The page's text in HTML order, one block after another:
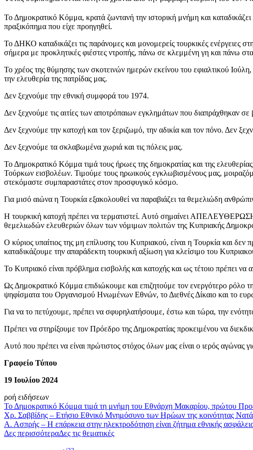
Το Δημοκρατικό Κόμμα, κρατά ζωντανή την ιστορική μνήμη και
πραξικόπημα που είχε προηγηθεί.
Το ΔΗΚΟ καταδικάζει τις παράνομες και μονομερείς τουρκικές ενέργειες
σήμερα με προκλητικές φιέστες ντροπής, πάνω σε κλεμμένη γη και πάνω
Το χρέος της θύμησης των σκοτεινών ημερών εκείνου του εφιαλτικού
την ελευθερία της πατρίδας μας.
Δεν ξεχνούμε την εθνική συμφορά του 1974.
Δεν ξεχνούμε τις αιτίες των αποτρόπαιων εγκλημάτων που διαπράχθηκαν
Δεν ξεχνούμε την κατοχή και τον ξεριζωμό, την αδικία και τον πόνο. Δεν
Δεν ξεχνούμε τα σκλαβωμένα χωριά και τις πόλεις μας.
Το Δημοκρατικό Κόμμα τιμά τους ήρωες της δημοκρατίας και της
Τούρκων εισβολέων. Τιμούμε τους ηρωικούς εγκλωβισμένους μας,
στεκόμαστε συμπαραστάτες στον προσφυγικό κόσμο.
Για μισό αιώνα η Τουρκία εξακολουθεί να παραβιάζει τα θεμελιώδη
Η τουρκική κατοχή πρέπει να τερματιστεί. Αυτό σημαίνει
θεμελιωδών ελευθεριών όλων των νόμιμων πολιτών της Κυπριακής
Ο κύριος υπαίτιος της μη επίλυσης του Κυπριακού, είναι η Τουρκία και
καταδικάζουμε την απαράδεκτη τουρκική αξίωση για κλείσιμο του
Το Κυπριακό είναι πρόβλημα εισβολής και κατοχής και ως τέτοιο πρέπει
Ως Δημοκρατικό Κόμμα επιδιώκουμε και επιζητούμε τον ενεργότερο ρόλο
ψηφίσματα του Οργανισμού Ηνωμένων Εθνών, το Διεθνές Δίκαιο και το
Για να το πετύχουμε, πρέπει να σφυρηλατήσουμε, έστω και τώρα, την
Πρέπει να στηρίξουμε τον Πρόεδρο της Δημοκρατίας προκειμένου να
Αυτό που πρέπει να είναι πρώτιστος στόχος όλων μας είναι ο ιερός αγώνας
Γραφείο Τύπου
19 Ιουλίου 2024
ροή ειδήσεων
Το Δημοκρατικό Κόμμα τιμά τη μνήμη του Εθνάρχη Μακαρίου, πρώτου
Χρ. Σαββίδης – Ετήσιο Εθνικό Μνημόσυνο των Ηρώων της κοινότητας
Α. Ασπρής – Η επάρκεια στην ηλεκτροδότηση είναι ζήτημα εθνικής
Δες περισσότεραΔες τις θεματικές